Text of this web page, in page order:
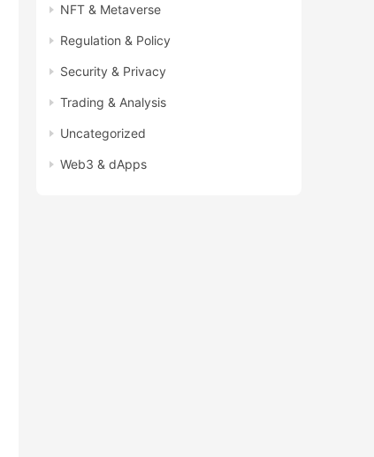
NFT & Metaverse
Regulation & Policy
Security & Privacy
Trading & Analysis
Uncategorized
Web3 & dApps